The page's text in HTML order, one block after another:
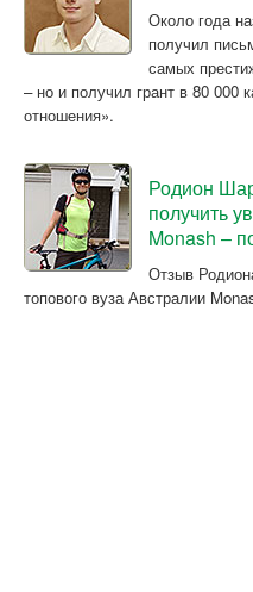
Около года
получил
самых
– но и получил грант в 80 000
отношения».
Родион
получить
Monash –
Отзыв
топового вуза Австралии